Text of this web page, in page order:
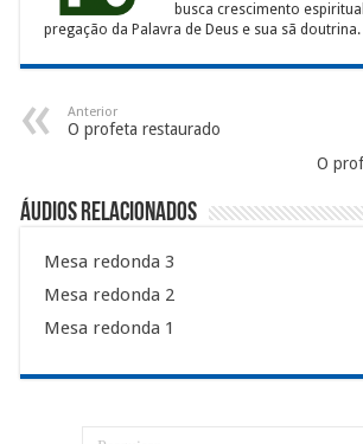
busca crescimento
pregação da Palavra de Deus e sua sã doutrina.
Anterior
O profeta restaurado
O
Áudios Relacionados
Mesa redonda 3
Mesa redonda 2
Mesa redonda 1